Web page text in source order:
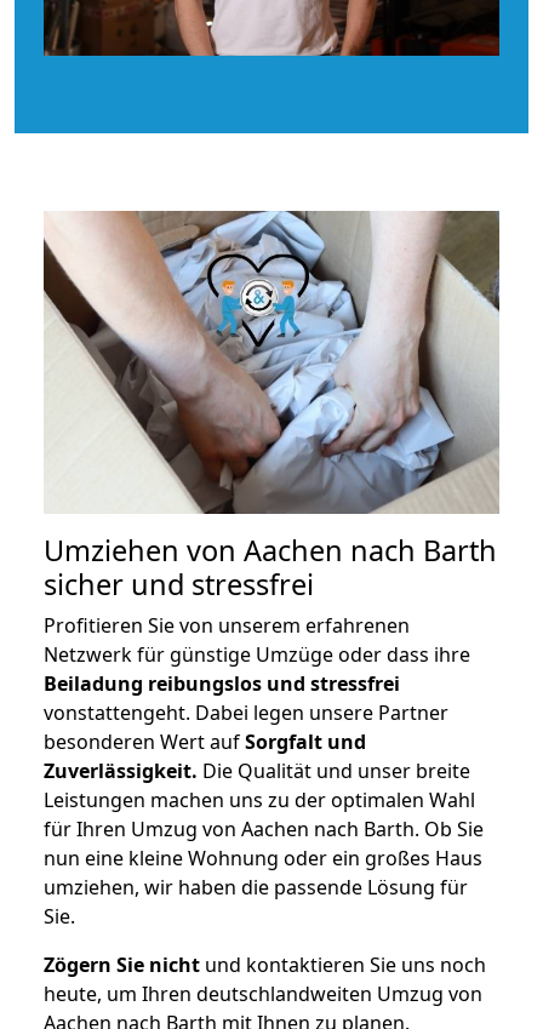
Umziehen von Aachen nach Barth
sicher und stressfrei
Profitieren Sie von unserem erfahrenen
Netzwerk für günstige Umzüge oder dass ihre
Beiladung reibungslos und stressfrei
vonstattengeht. Dabei legen unsere Partner
besonderen Wert aufSorgfalt und
Zuverlässigkeit. Die Qualität und unser breite
Leistungen machen uns zu der optimalen Wahl
für Ihren Umzug von Aachen nach Barth. Ob Sie
nun eine kleine Wohnung oder ein großes Haus
umziehen, wir haben die passende Lösung für
Sie.
Zögern Sie nicht und kontaktieren Sie uns noch
heute, um Ihren deutschlandweiten Umzug von
Aachen nach Barth mit Ihnen zu planen.